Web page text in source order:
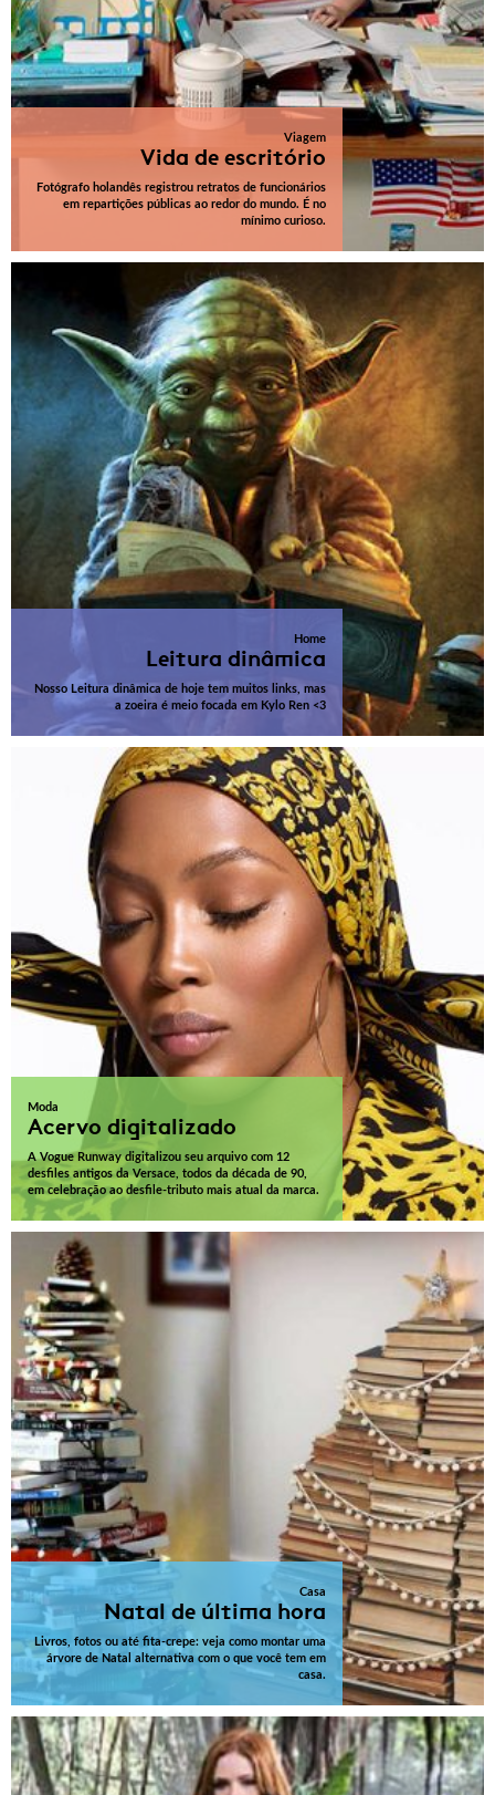
Viagem
Vida de escritório
Fotógrafo holandês registrou retratos de funcionários
em repartições públicas ao redor do mundo. É no
mínimo curioso.
Home
Leitura dinâmica
Nosso Leitura dinâmica de hoje tem muitos links, mas
a zoeira é meio focada em Kylo Ren <3
Moda
Acervo digitalizado
A Vogue Runway digitalizou seu arquivo com 12
desfiles antigos da Versace, todos da década de 90,
em celebração ao desfile-tributo mais atual da marca.
Casa
Natal de última hora
Livros, fotos ou até fita-crepe: veja como montar uma
árvore de Natal alternativa com o que você tem em
casa.